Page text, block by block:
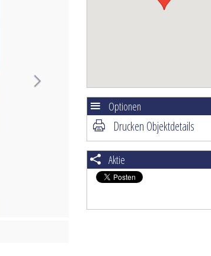
Optionen
Drucken Objektdetails
Aktie